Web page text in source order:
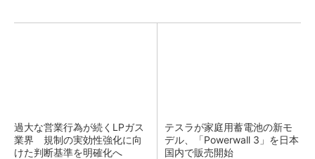
過大な営業行為が続くLPガス
業界 規制の実効性強化に向
けた判断基準を明確化へ
テスラが家庭用蓄電池の新モ
デル、「Powerwall 3」を日本
国内で販売開始